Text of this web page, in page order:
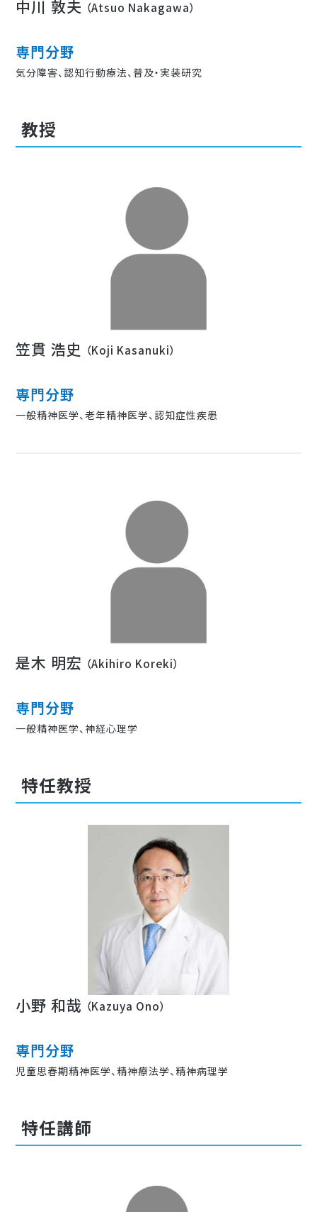
中川 敦夫 （Atsuo Nakagawa）
専門分野
気分障害、認知行動療法、普及・実装研究
教授
笠貫 浩史 （Koji Kasanuki）
専門分野
一般精神医学、老年精神医学、認知症性疾患
是木 明宏 （Akihiro Koreki）
専門分野
一般精神医学、神経心理学
特任教授
小野 和哉 （Kazuya Ono）
専門分野
児童思春期精神医学、精神療法学、精神病理学
特任講師
教室紹介
研究